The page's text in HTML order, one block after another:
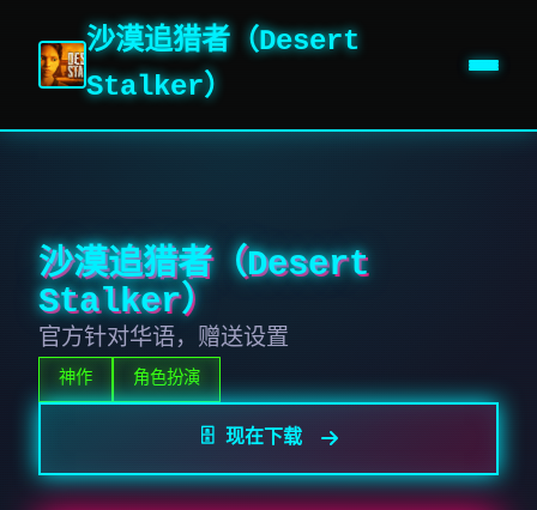
沙漠追猎者（Desert
Stalker）
沙漠追猎者（Desert
Stalker）
官方针对华语，赠送设置
神作 角色扮演
🗄️ 现在下载